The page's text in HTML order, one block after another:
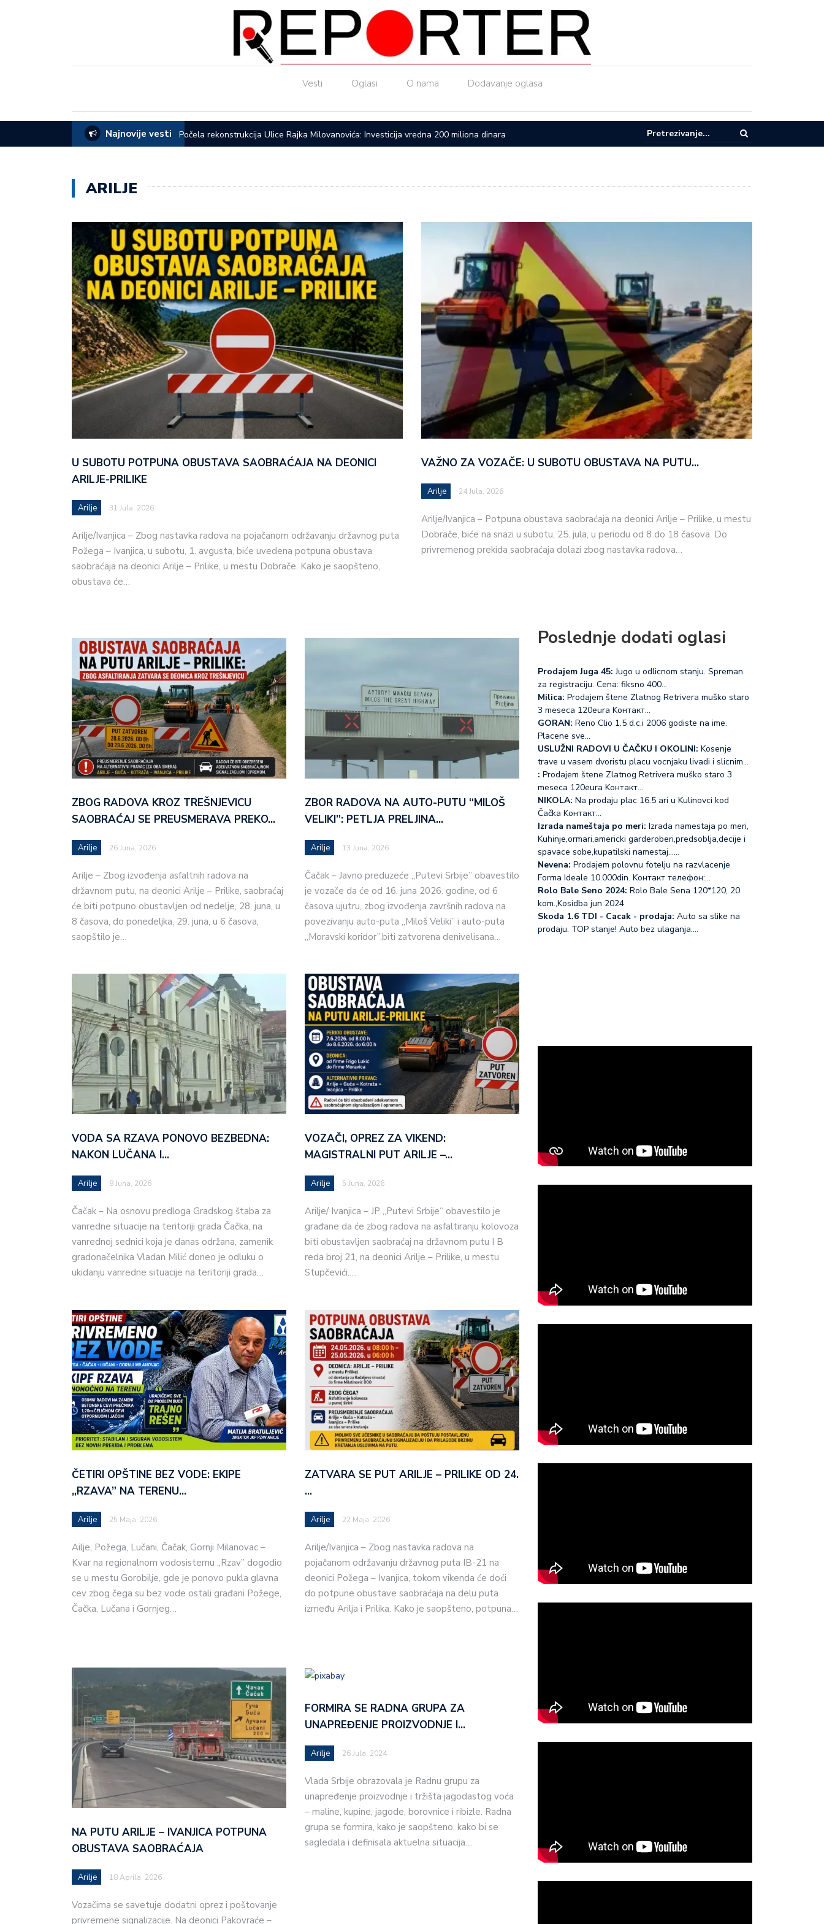
Vesti Oglasi O nama Dodavanje oglasa
Najnovije vesti Počela rekonstrukcija Ulice Rajka Milovanovića: Investicija vredna 200 miliona dinara Upućen apel za racionalnu potrošnju vode u Lučanima
ARILJE
U SUBOTU POTPUNA OBUSTAVA SAOBRAĆAJA NA DEONICI
ARILJE-PRILIKE
Arilje 31 Jula, 2026
Arilje/Ivanjica – Zbog nastavka radova na pojačanom održavanju državnog puta
Požega – Ivanjica, u subotu, 1. avgusta, biće uvedena potpuna obustava
saobraćaja na deonici Arilje – Prilike, u mestu Dobrače. Kako je saopšteno,
obustava će…
VAŽNO ZA VOZAČE: U SUBOTU OBUSTAVA NA PUTU…
Arilje 24 Jula, 2026
Arilje/Ivanjica – Potpuna obustava saobraćaja na deonici Arilje – Prilike, u mestu
Dobrače, biće na snazi u subotu, 25. jula, u periodu od 8 do 18 časova. Do
privremenog prekida saobraćaja dolazi zbog nastavka radova…
ZBOG RADOVA KROZ TREŠNJEVICU
SAOBRAĆAJ SE PREUSMERAVA PREKO…
Arilje 26 Juna, 2026
Arilje – Zbog izvođenja asfaltnih radova na
državnom putu, na deonici Arilje – Prilike, saobraćaj
će biti potpuno obustavljen od nedelje, 28. juna, u
8 časova, do ponedeljka, 29. juna, u 6 časova,
saopštilo je…
ZBOR RADOVA NA AUTO-PUTU “MILOŠ
VELIKI”: PETLJA PRELJINA…
Arilje 13 Juna, 2026
Čačak – Javno preduzeće „Putevi Srbije” obavestilo
je vozače da će od 16. juna 2026. godine, od 6
časova ujutru, zbog izvođenja završnih radova na
povezivanju auto-puta „Miloš Veliki” i auto-puta
„Moravski koridor”,biti zatvorena denivelisana…
VODA SA RZAVA PONOVO BEZBEDNA:
NAKON LUČANA I…
Arilje 8 Juna, 2026
Čačak – Na osnovu predloga Gradskog štaba za
vanredne situacije na teritoriji grada Čačka, na
vanrednoj sednici koja je danas održana, zamenik
gradonačelnika Vladan Milić doneo je odluku o
ukidanju vanredne situacije na teritoriji grada…
VOZAČI, OPREZ ZA VIKEND:
MAGISTRALNI PUT ARILJE –…
Arilje 5 Juna, 2026
Arilje/ Ivanjica – JP „Putevi Srbije“ obavestilo je
građane da će zbog radova na asfaltiranju kolovoza
biti obustavljen saobraćaj na državnom putu I B
reda broj 21, na deonici Arilje – Prilike, u mestu
Stupčevići.…
ČETIRI OPŠTINE BEZ VODE: EKIPE
„RZAVA” NA TERENU…
Arilje 25 Maja, 2026
Ailje, Požega, Lučani, Čačak, Gornji Milanovac –
Kvar na regionalnom vodosistemu „Rzav” dogodio
se u mestu Gorobilje, gde je ponovo pukla glavna
cev zbog čega su bez vode ostali građani Požege,
Čačka, Lučana i Gornjeg…
ZATVARA SE PUT ARILJE – PRILIKE OD 24.
…
Arilje 22 Maja, 2026
Arilje/Ivanjica – Zbog nastavka radova na
pojačanom održavanju državnog puta IB-21 na
deonici Požega – Ivanjica, tokom vikenda će doći
do potpune obustave saobraćaja na delu puta
između Arilja i Prilika. Kako je saopšteno, potpuna…
NA PUTU ARILJE – IVANJICA POTPUNA
OBUSTAVA SAOBRAĆAJA
Arilje 18 Aprila, 2026
Vozačima se savetuje dodatni oprez i poštovanje
privremene signalizacije. Na deonici Pakovraće –
FORMIRA SE RADNA GRUPA ZA
UNAPREĐENJE PROIZVODNJE I…
Arilje 26 Jula, 2024
Vlada Srbije obrazovala je Radnu grupu za
unapređenje proizvodnje i tržišta jagodastog voća
– maline, kupine, jagode, borovnice i ribizle. Radna
grupa se formira, kako je saopšteno, kako bi se
sagledala i definisala aktuelna situacija…
Poslednje dodati oglasi
Prodajem Juga 45: Jugo u odlicnom stanju. Spreman
za registraciju. Cena: fiksno 400…
Milica: Prodajem štene Zlatnog Retrivera muško staro
3 meseca 120eura Koнтакт…
GORAN: Reno Clio 1.5 d.c.i 2006 godiste na ime.
Placene sve…
USLUŽNI RADOVI U ČAČKU I OKOLINI: Kosenje
trave u vasem dvoristu placu vocnjaku livadi i slicnim…
: Prodajem štene Zlatnog Retrivera muško staro 3
meseca 120eura Koнтакт…
NIKOLA: Na prodaju plac 16.5 ari u Kulinovci kod
Čačka Koнтакт…
Izrada nameštaja po meri: Izrada namestaja po meri,
Kuhinje,ormari,americki garderoberi,predsoblja,decije i
spavace sobe,kupatilski namestaj...…
Nevena: Prodajem polovnu fotelju na razvlacenje
Forma Ideale 10.000din. Koнтакт телефон:…
Rolo Bale Seno 2024: Rolo Bale Sena 120*120, 20
kom.,Kosidba jun 2024
Skoda 1.6 TDI - Cacak - prodaja: Auto sa slike na
prodaju. TOP stanje! Auto bez ulaganja.…